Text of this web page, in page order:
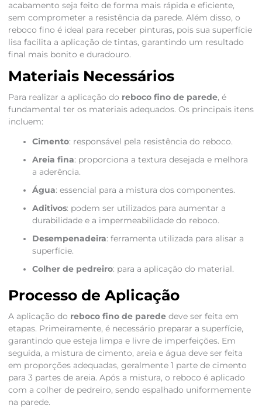
acabamento seja feito de forma mais rápida e eficiente,
sem comprometer a resistência da parede. Além disso, o
reboco fino é ideal para receber pinturas, pois sua superfície
lisa facilita a aplicação de tintas, garantindo um resultado
final mais bonito e duradouro.
Materiais Necessários
Para realizar a aplicação do reboco fino de parede, é
fundamental ter os materiais adequados. Os principais itens
incluem:
Cimento: responsável pela resistência do reboco.
Areia fina: proporciona a textura desejada e melhora
a aderência.
Água: essencial para a mistura dos componentes.
Aditivos: podem ser utilizados para aumentar a
durabilidade e a impermeabilidade do reboco.
Desempenadeira: ferramenta utilizada para alisar a
superfície.
Colher de pedreiro: para a aplicação do material.
Processo de Aplicação
A aplicação do reboco fino de parededeve ser feita em
etapas. Primeiramente, é necessário preparar a superfície,
garantindo que esteja limpa e livre de imperfeições. Em
seguida, a mistura de cimento, areia e água deve ser feita
em proporções adequadas, geralmente 1 parte de cimento
para 3 partes de areia. Após a mistura, o reboco é aplicado
com a colher de pedreiro, sendo espalhado uniformemente
na parede.